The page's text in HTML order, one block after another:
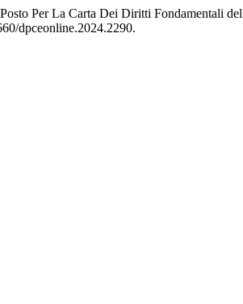
Per La Carta Dei Diritti Fondamentali
dpceonline.2024.2290.